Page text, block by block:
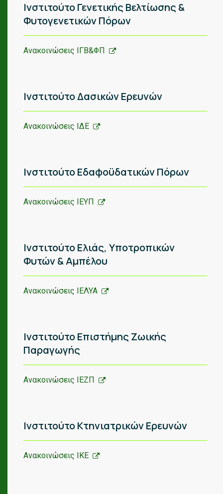
Ινστιτούτο Γενετικής Βελτίωσης &
Φυτογενετικών Πόρων
Ανακοινώσεις ΙΓΒ&ΦΠ
Ινστιτούτο Δασικών Ερευνών
Ανακοινώσεις ΙΔΕ
Ινστιτούτο Εδαφοϋδατικών Πόρων
Ανακοινώσεις ΙΕΥΠ
Ινστιτούτο Ελιάς, Υποτροπικών
Φυτών & Αμπέλου
Ανακοινώσεις ΙΕΛΥΑ
Ινστιτούτο Επιστήμης Ζωικής
Παραγωγής
Ανακοινώσεις ΙΕΖΠ
Ινστιτούτο Κτηνιατρικών Ερευνών
Ανακοινώσεις ΙΚΕ